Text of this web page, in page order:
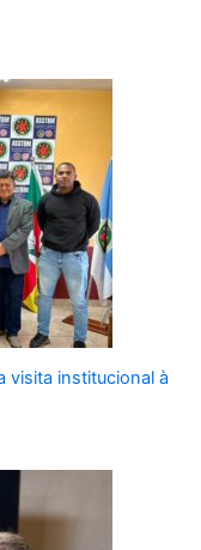
visita institucional à